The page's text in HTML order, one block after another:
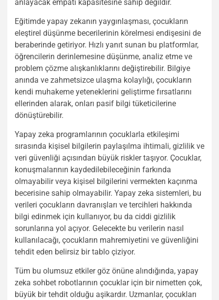
anlayacak empati kapasitesine sahip değildir.
Eğitimde yapay zekanın yaygınlaşması, çocukların
eleştirel düşünme becerilerinin körelmesi endişesini de
beraberinde getiriyor. Hızlı yanıt sunan bu platformlar,
öğrencilerin derinlemesine düşünme, analiz etme ve
problem çözme alışkanlıklarını değiştirebilir. Bilgiye
anında ve zahmetsizce ulaşma kolaylığı, çocukların
kendi muhakeme yeteneklerini geliştirme fırsatlarını
ellerinden alarak, onları pasif bilgi tüketicilerine
dönüştürebilir.
Yapay zeka programlarının çocuklarla etkileşimi
sırasında kişisel bilgilerin paylaşılma ihtimali, gizlilik ve
veri güvenliği açısından büyük riskler taşıyor. Çocuklar,
konuşmalarının kaydedilebileceğinin farkında
olmayabilir veya kişisel bilgilerini vermekten kaçınma
becerisine sahip olmayabilir. Yapay zeka sistemleri, bu
verileri çocukların davranışları ve tercihleri hakkında
bilgi edinmek için kullanıyor, bu da ciddi gizlilik
sorunlarına yol açıyor. Gelecekte bu verilerin nasıl
kullanılacağı, çocukların mahremiyetini ve güvenliğini
tehdit eden belirsiz bir tablo çiziyor.
Tüm bu olumsuz etkiler göz önüne alındığında, yapay
zeka sohbet robotlarının çocuklar için bir nimetten çok,
büyük bir tehdit olduğu aşikardır. Uzmanlar, çocukları